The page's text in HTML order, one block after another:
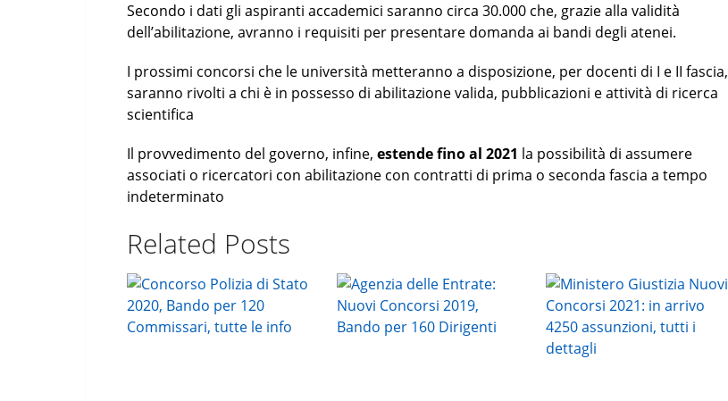
Secondo i dati gli aspiranti accademici saranno circa 30.000 che, grazie alla validità
dell’abilitazione, avranno i requisiti per presentare domanda ai bandi degli atenei.
I prossimi concorsi che le università metteranno a disposizione, per docenti di I e II fascia,
saranno rivolti a chi è in possesso di abilitazione valida, pubblicazioni e attività di ricerca
scientifica
Il provvedimento del governo, infine, estende fino al 2021 la possibilità di assumere
associati o ricercatori con abilitazione con contratti di prima o seconda fascia a tempo
indeterminato
Related Posts